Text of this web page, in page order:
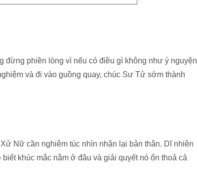
phiền lòng vì nếu có điều gì không như ý nguyện
và đi vào guồng quay, chúc Sư Tử sớm thành
Nữ cần nghiêm túc nhìn nhận lại bản thân. Dĩ nhiên
khúc mắc nằm ở đâu và giải quyết nó ổn thoả cả